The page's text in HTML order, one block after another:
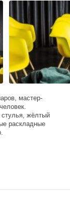
мастер-
жёлтый
раскладные